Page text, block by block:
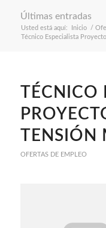
Últimas entradas
Usted está aquí: Inicio /
Técnico Especialista
TÉCNICO
TENSIÓN
OFERTAS DE EMPLEO